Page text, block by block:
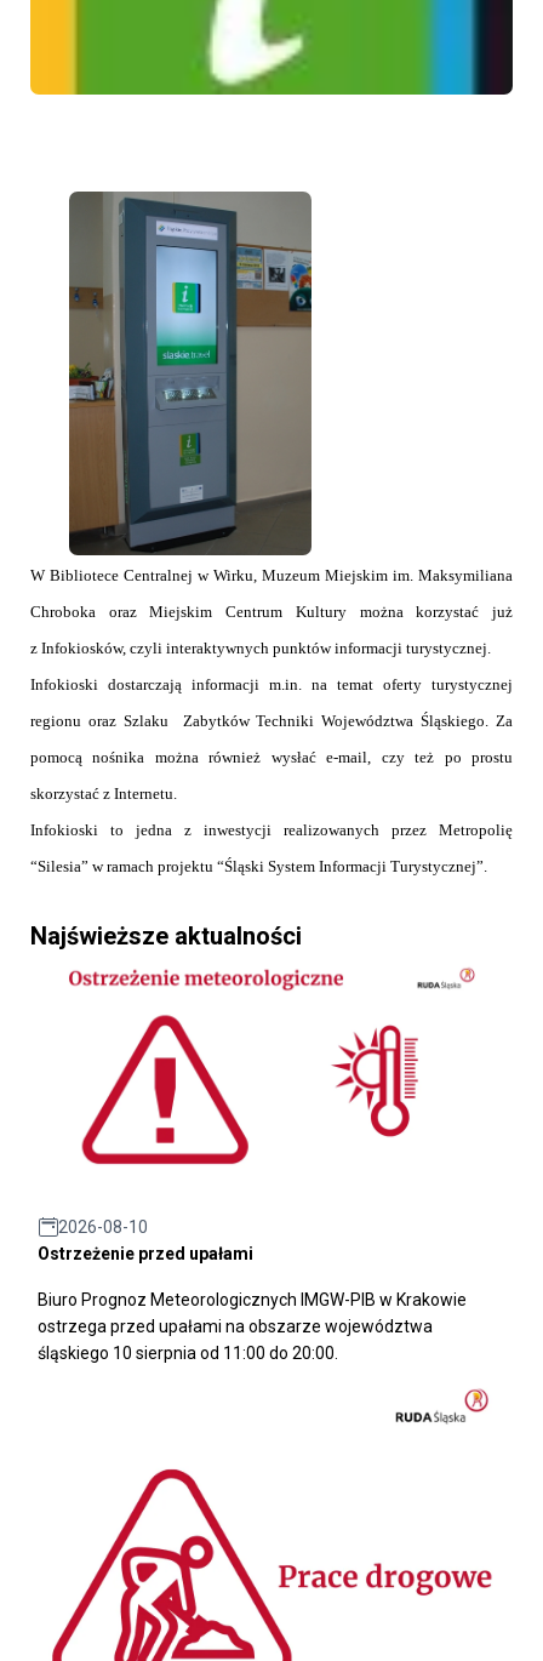
W Bibliotece Centralnej w Wirku, Muzeum Miejskim im. Maksymiliana
Chroboka oraz Miejskim Centrum Kultury można korzystać już
z Infokiosków, czyli interaktywnych punktów informacji turystycznej.
Infokioski dostarczają informacji m.in. na temat oferty turystycznej
regionu oraz Szlaku
Zabytków Techniki Województwa Śląskiego. Za
pomocą nośnika można również wysłać e-mail, czy też po prostu
skorzystać z Internetu.
Infokioski to jedna z inwestycji realizowanych przez Metropolię
“Silesia” w ramach projektu “Śląski System Informacji Turystycznej”.
Najświeższe aktualności
2026-08-10
Ostrzeżenie przed upałami
Biuro Prognoz Meteorologicznych IMGW-PIB w Krakowie
ostrzega przed upałami na obszarze województwa
śląskiego 10 sierpnia od 11:00 do 20:00.